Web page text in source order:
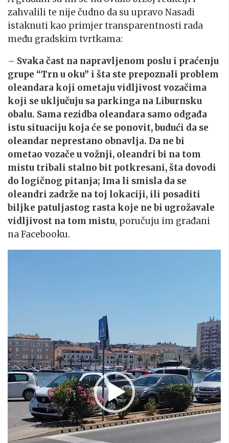
zahvalili te nije čudno da su upravo Nasadi
istaknuti kao primjer transparentnosti rada
među gradskim tvrtkama:
– Svaka čast na napravljenom poslu i praćenju
grupe “Trn u oku” i šta ste prepoznali problem
oleandara koji ometaju vidljivost vozačima
koji se uključuju sa parkinga na Liburnsku
obalu. Sama rezidba oleandara samo odgađa
istu situaciju koja će se ponovit, budući da se
oleandar neprestano obnavlja. Da ne bi
ometao vozače u vožnji, oleandri bi na tom
mistu tribali stalno bit potkresani, šta dovodi
do logičnog pitanja; Ima li smisla da se
oleandri zadrže na toj lokaciji, ili posaditi
biljke patuljastog rasta koje ne bi ugrožavale
vidljivost na tom mistu, poručuju im građani
na Facebooku.